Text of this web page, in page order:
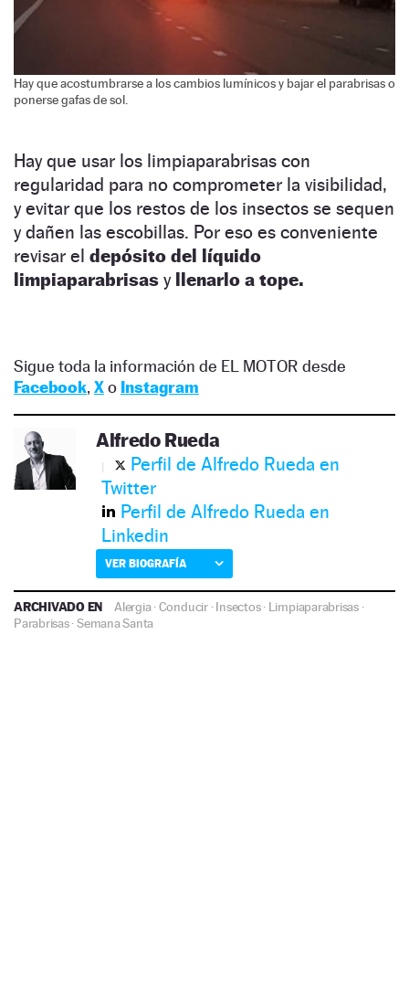
Hay que acostumbrarse a los cambios lumínicos y bajar el parabrisas o
ponerse gafas de sol.
Hay que usar los limpiaparabrisas con
regularidad para no comprometer la visibilidad,
y evitar que los restos de los insectos se sequen
y dañen las escobillas. Por eso es conveniente
revisar el depósito del líquido
limpiaparabrisas yllenarlo a tope.
Sigue toda la información de EL MOTOR desde
Facebook, Xo Instagram
Alfredo Rueda
Perfil de Alfredo Rueda en
Twitter
Perfil de Alfredo Rueda en
Linkedin
VER BIOGRAFÍA
ARCHIVADO EN Alergia·Conducir·Insectos· Limpiaparabrisas ·
Parabrisas·Semana Santa